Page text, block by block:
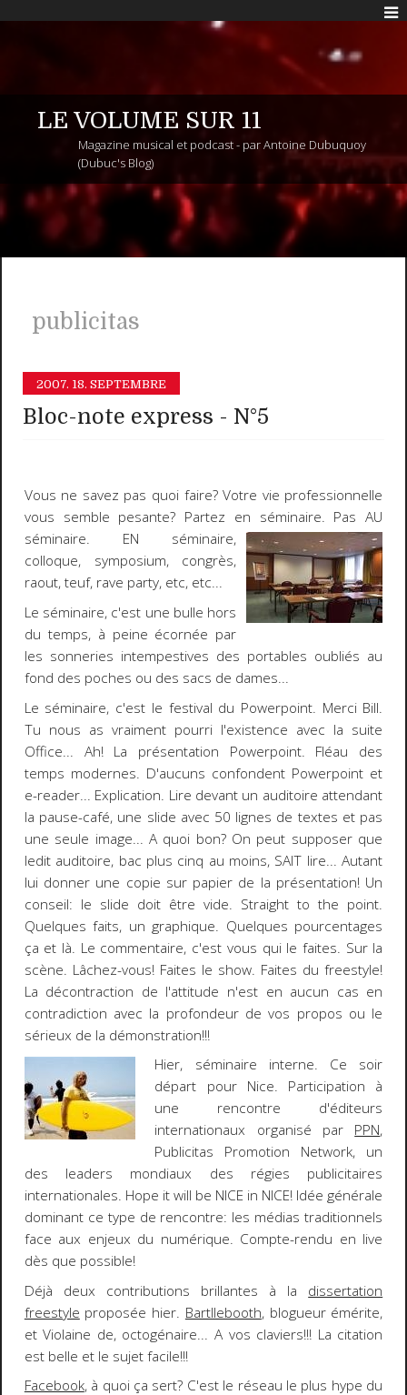
LE VOLUME SUR 11
Magazine musical et podcast - par Antoine Dubuquoy
(Dubuc's Blog)
publicitas
2007. 18. SEPTEMBRE
Bloc-note express - N°5
Vous ne savez pas quoi faire?Votre vie professionnelle
vous semble pesante? Partez en séminaire. PasAU
séminaire.
EN séminaire,
colloque, symposium, congrès,
raout, teuf, rave party, etc, etc...
Le séminaire, c'est une bulle hors
du temps, à peine écornée par
les sonneries intempestives des portables oubliés au
fond des poches ou des sacs de dames...
Le séminaire, c'est le festival du Powerpoint. Merci Bill.
Tu nous as vraiment pourri l'existence avec la suite
Office... Ah! La présentation Powerpoint. Fléau des
temps modernes. D'aucuns confondent Powerpoint et
e-reader... Explication. Lire devant un auditoire attendant
la pause-café, une slide avec 50 lignes de textes et pas
une seule image... A quoi bon? On peut supposer que
ledit auditoire, bac plus cinq au moins, SAIT lire... Autant
lui donner une copie sur papier de la présentation! Un
conseil: le slide doit être vide. Straight to the point.
Quelques faits, un graphique. Quelques pourcentages
ça et là. Le commentaire, c'est vous qui le faites. Sur la
scène. Lâchez-vous! Faites le show. Faites dufreestyle!
La décontraction de l'attitude n'est en aucun cas en
contradiction avec la profondeur de vos propos ou le
sérieux de la démonstration!!!
Hier, séminaire interne. Ce soir
départ pour Nice. Participation à
une rencontre d'éditeurs
internationaux organisé par PPN,
Publicitas Promotion Network, un
des leaders mondiaux des régies publicitaires
internationales. Hope it will be NICE in NICE! Idée générale
dominant ce type de rencontre: les médias traditionnels
face aux enjeux du numérique. Compte-rendu en live
dès que possible!
Déjà deux contributions brillantes à la dissertation
freestyle proposée hier. Bartllebooth, blogueur émérite,
etViolaine de, octogénaire... A vos claviers!!! La citation
est belle et le sujet facile!!!
Facebook, à quoi ça sert? C'est le réseau le plus hype du